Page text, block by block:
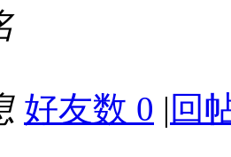
好友数 0 | 回